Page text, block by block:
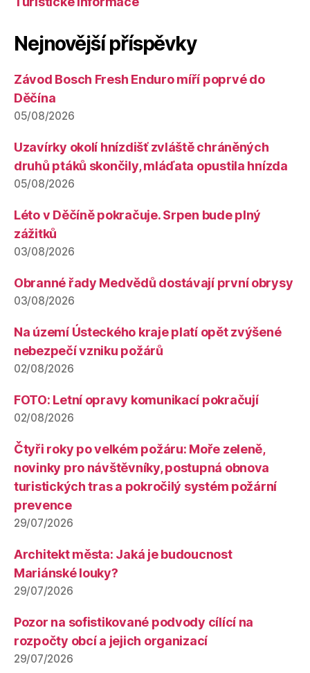
Nejnovější příspěvky
Závod Bosch Fresh Enduro míří poprvé do
Děčína
05/08/2026
Uzavírky okolí hnízdišť zvláště chráněných
druhů ptáků skončily, mláďata opustila hnízda
05/08/2026
Léto v Děčíně pokračuje. Srpen bude plný
zážitků
03/08/2026
Obranné řady Medvědů dostávají první obrysy
03/08/2026
Na území Ústeckého kraje platí opět zvýšené
nebezpečí vzniku požárů
02/08/2026
FOTO: Letní opravy komunikací pokračují
02/08/2026
Čtyři roky po velkém požáru: Moře zeleně,
novinky pro návštěvníky, postupná obnova
turistických tras a pokročilý systém požární
prevence
29/07/2026
Architekt města: Jaká je budoucnost
Mariánské louky?
29/07/2026
Pozor na sofistikované podvody cílící na
rozpočty obcí a jejich organizací
29/07/2026